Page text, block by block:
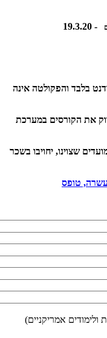
- 19.3.20
בלבד והפקולטה אינה
את הקורסים במערכת
שצוינו, יחויבו בשכר
טופס
ולימודים אמריקניים)